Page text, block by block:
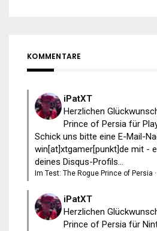
KOMMENTARE
iPatXT
Herzlichen
Prince of Persia für
Schick uns bitte eine E-Mail-
win[at]xtgamer[punkt]de mit -
deines Disqus-Profils...
Im Test: The Rogue Prince of Persia ·
iPatXT
Herzlichen
Prince of Persia für